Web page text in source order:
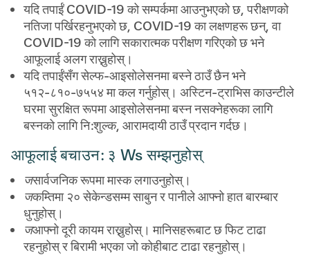
यदि तपाईं COVID-19 को सम्पर्कमा आउनुभएको छ, परीक्षणको
नतिजा पर्खिरहनुभएको छ, COVID-19 का लक्षणहरू छन्, वा
COVID-19 को लागि सकारात्मक परीक्षण गरिएको छ भने
आफूलाई अलग राख्नुहोस्।
यदि तपाईंसँग सेल्फ-आइसोलेसनमा बस्ने ठाउँ छैन भने
५१२-८१०-७५५४ मा कल गर्नुहोस्। अस्टिन-ट्राभिस काउन्टीले
घरमा सुरक्षित रूपमा आइसोलेसनमा बस्न नसक्नेहरूका लागि
बस्नको लागि नि:शुल्क, आरामदायी ठाउँ प्रदान गर्दछ।
आफूलाई बचाउन: ३ Ws सम्झनुहोस्
जसार्वजनिक रूपमा मास्क लगाउनुहोस्।
जकम्तिमा २० सेकेन्डसम्म साबुन र पानीले आफ्नो हात बारम्बार
धुनुहोस्।
जआफ्नो दूरी कायम राख्नुहोस्। मानिसहरूबाट छ फिट टाढा
रहनुहोस् र बिरामी भएका जो कोहीबाट टाढा रहनुहोस्।